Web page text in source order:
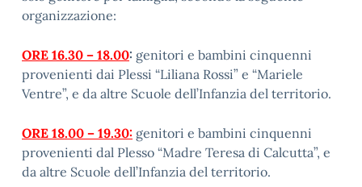
organizzazione:
ORE 16.30 – 18.00: genitori e bambini cinquenni
provenienti dai Plessi “Liliana Rossi” e “Mariele
Ventre”, e da altre Scuole dell’Infanzia del territorio.
ORE 18.00 – 19.30: genitori e bambini cinquenni
provenienti dal Plesso “Madre Teresa di Calcutta”, e
da altre Scuole dell’Infanzia del territorio.